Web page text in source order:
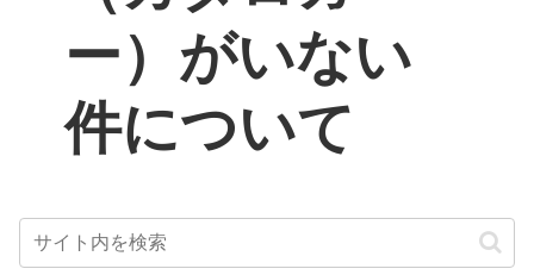
ー）がいない
件について